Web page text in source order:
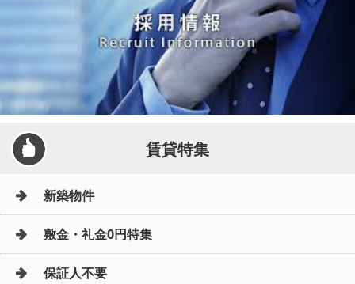
賃貸特集
新築物件
敷金・礼金0円特集
保証人不要